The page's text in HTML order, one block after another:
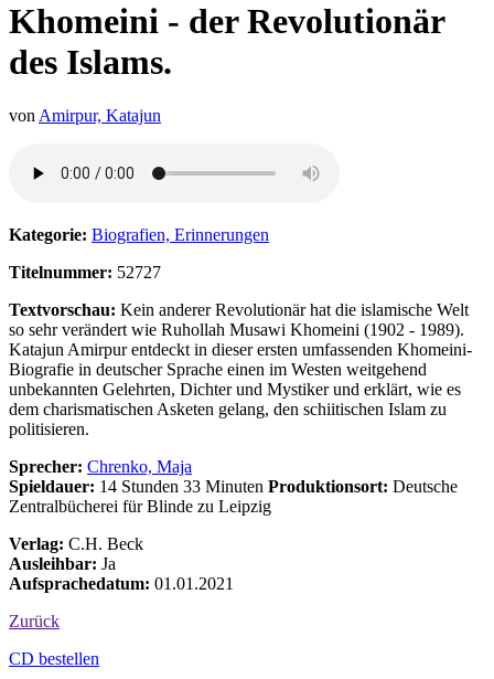
Khomeini - der Revolutionär
des Islams.
vonAmirpur, Katajun
Kategorie: Biografien, Erinnerungen
Titelnummer: 52727
Textvorschau: Kein anderer Revolutionär hat die islamische Welt
so sehr verändert wie Ruhollah Musawi Khomeini (1902 - 1989).
Katajun Amirpur entdeckt in dieser ersten umfassenden Khomeini-
Biografie in deutscher Sprache einen im Westen weitgehend
unbekannten Gelehrten, Dichter und Mystiker und erklärt, wie es
dem charismatischen Asketen gelang, den schiitischen Islam zu
politisieren.
Sprecher: Chrenko, Maja
Spieldauer: 14 Stunden 33 Minuten Produktionsort: Deutsche
Zentralbücherei für Blinde zu Leipzig
Verlag: C.H. Beck
Ausleihbar: Ja
Aufsprachedatum: 01.01.2021
Zurück
Bestell-Aktionen
CD bestellen